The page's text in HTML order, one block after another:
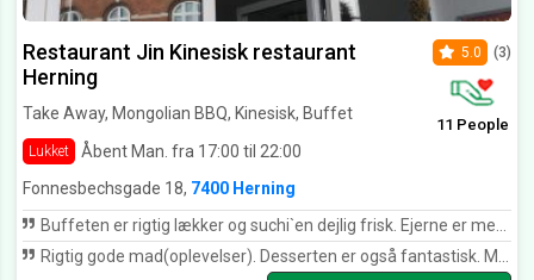
Restaurant Jin Kinesisk restaurant
Herning
Take Away, Mongolian BBQ, Kinesisk, Buffet
Lukket Åbent Man. fra 17:00 til 22:00
5.0 (3)
11 People
Fonnesbechsgade 18, 7400 Herning
Buffeten er rigtig lækker og suchi`en dejlig frisk. Ejerne er meget imødekommende og der er en god atmosfære. Kan varmt anbefales
Rigtig gode mad(oplevelser). Desserten er også fantastisk. Meget søde og imødekommende personer, der arbejder derinde.